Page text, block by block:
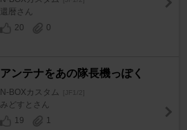
還暦さん
20
0
アンテナをあの隊長機っぽく
N-BOXカスタム [JF1/2]
みどすとさん
19
1